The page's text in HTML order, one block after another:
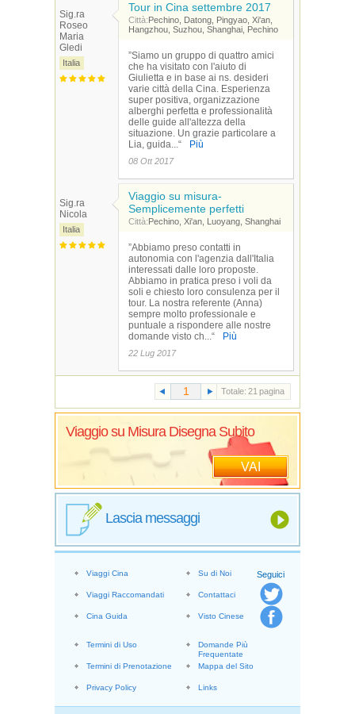
Sig.ra
Roseo
Maria
Gledi
Italia
Tour in Cina settembre 2017
Città:Pechino, Datong, Pingyao, Xi'an,
Hangzhou, Suzhou, Shanghai, Pechino
”Siamo un gruppo di quattro amici
che ha visitato con l'aiuto di
Giulietta e in base ai ns. desideri
varie città della Cina. Esperienza
super positiva, organizzazione
alberghi perfetta e professionalità
delle guide all'altezza della
situazione. Un grazie particolare a
Lia, guida...“
Più
08 Ott 2017
Sig.ra
Nicola
Italia
Viaggio su misura-
Semplicemente perfetti
Città:Pechino, Xi'an, Luoyang, Shanghai
”Abbiamo preso contatti in
autonomia con l'agenzia dall'Italia
interessati dalle loro proposte.
Abbiamo in pratica preso i voli da
soli e chiesto loro consulenza per il
tour. La nostra referente (Anna)
sempre molto professionale e
puntuale a rispondere alle nostre
domande visto ch...“
Più
22 Lug 2017
Totale: 21 pagina
Viaggio su Misura Disegna Subito
VAI
Lascia messaggi
Seguici
Viaggi Cina
Viaggi Raccomandati
Cina Guida
Su di Noi
Contattaci
Visto Cinese
Termini di Uso
Termini di Prenotazione
Privacy Policy
Domande Più
Frequentate
Mappa del Sito
Links